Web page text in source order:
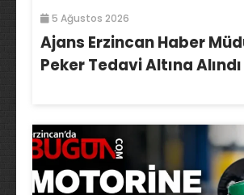
5 Ağustos 2026
Ajans Erzincan Haber
Peker Tedavi Altına Alındı